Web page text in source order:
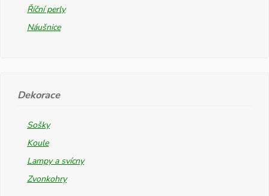
Říční perly
Náušnice
Dekorace
Sošky
Koule
Lampy a svícny
Zvonkohry